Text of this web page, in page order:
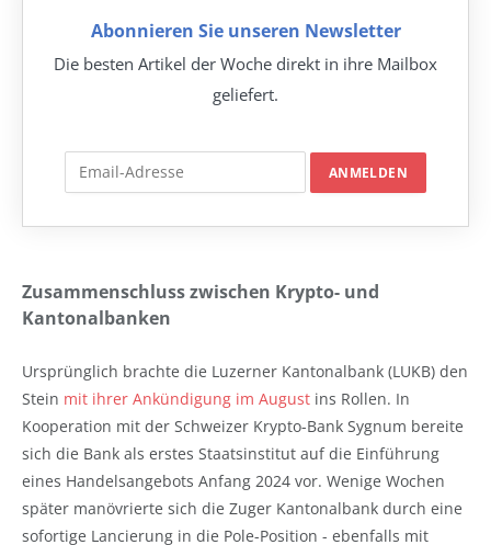
Abonnieren Sie unseren Newsletter
Die besten Artikel der Woche direkt in ihre Mailbox
geliefert.
Zusammenschluss zwischen Krypto- und
Kantonalbanken
Ursprünglich brachte die Luzerner Kantonalbank (LUKB) den
Stein mit ihrer Ankündigung im August ins Rollen. In
Kooperation mit der Schweizer Krypto-Bank Sygnum bereite
sich die Bank als erstes Staatsinstitut auf die Einführung
eines Handelsangebots Anfang 2024 vor. Wenige Wochen
später manövrierte sich die Zuger Kantonalbank durch eine
sofortige Lancierung in die Pole-Position - ebenfalls mit